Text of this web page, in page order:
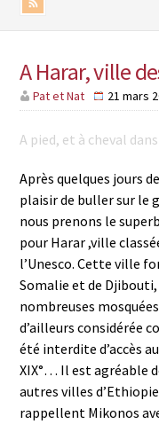
A Harar, ville
Pat et Nat 21 mars
A pied, et à cheval
Après quelques jours
plaisir de buller sur le
nous prenons le
pour Harar ,ville
l’Unesco. Cette ville
Somalie et de
nombreuses
d’ailleurs considérée
été interdite d’accès
XIX°… Il est agréable
autres villes
rappellent Mikonos